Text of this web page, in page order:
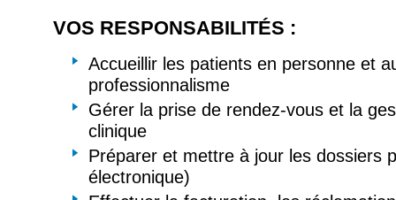
VOS RESPONSABILITÉS :
Accueillir les patients en personne et
professionnalisme
Gérer la prise de rendez-vous et la
clinique
Préparer et mettre à jour les dossiers
électronique)